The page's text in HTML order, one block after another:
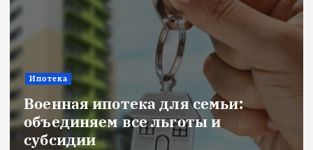
Ипотека
Военная ипотека для семьи:
объединяем все льготы и
субсидии